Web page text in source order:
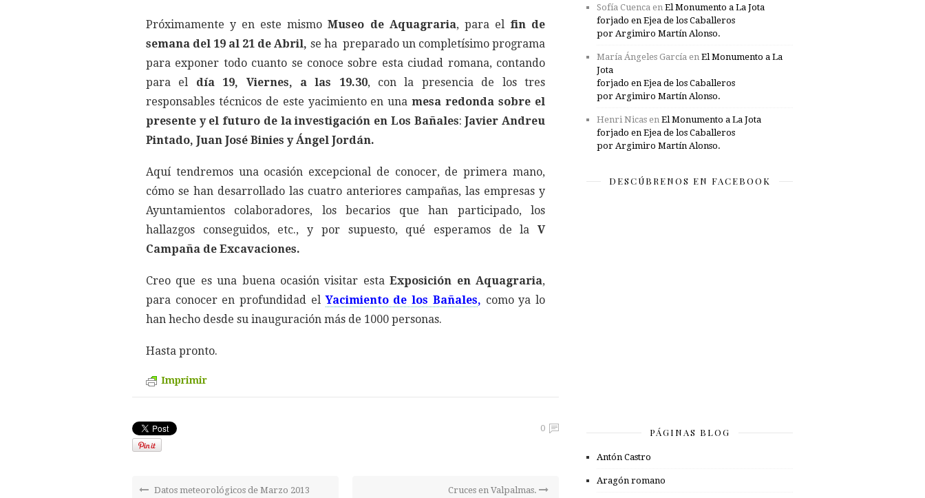
Próximamente y en este mismoMuseo de Aquagraria, para el fin de
semana del 19 al 21 de Abril, se ha preparado un completísimo programa
para exponer todo cuanto se conoce sobre esta ciudad romana, contando
para el día 19, Viernes, a las 19.30, con la presencia de los tres
responsables técnicos de este yacimiento en unamesa redonda sobre el
presente y el futuro de la investigación en Los Bañales:Javier Andreu
Pintado, Juan José Binies y Ángel Jordán.
Aquí tendremos una ocasión excepcional de conocer, de primera mano,
cómo se han desarrollado las cuatro anteriores campañas, las empresas y
Ayuntamientos colaboradores, los becarios que han participado, los
hallazgos conseguidos, etc., y por supuesto, qué esperamos de la V
Campaña de Excavaciones.
Creo que es una buena ocasión visitar estaExposición en Aquagraria,
para conocer en profundidad elYacimiento de los Bañales, como ya lo
han hecho desde su inauguración más de 1000 personas.
Hasta pronto.
Imprimir
0
Datos meteorológicos de Marzo 2013 Cruces en Valpalmas.
Sofía Cuenca en El Monumento a La Jota
forjado en Ejea de los Caballeros
por Argimiro Martín Alonso.
María Ángeles García en El Monumento a La
Jota
forjado en Ejea de los Caballeros
por Argimiro Martín Alonso.
Henri Nicas en El Monumento a La Jota
forjado en Ejea de los Caballeros
por Argimiro Martín Alonso.
DESCÚBRENOS EN FACEBOOK
PÁGINAS BLOG
Antón Castro
Aragón romano